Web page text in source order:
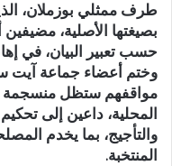
طرف ممثلي بوزملان،
بصيغتها الأصلية،
حسب تعبير البيان، في
وختم أعضاء جماعة آيت
مواقفهم ستظل منسجمة
المحلية، داعين إلى
والتأجيج، بما يخدم
المنتخبة.